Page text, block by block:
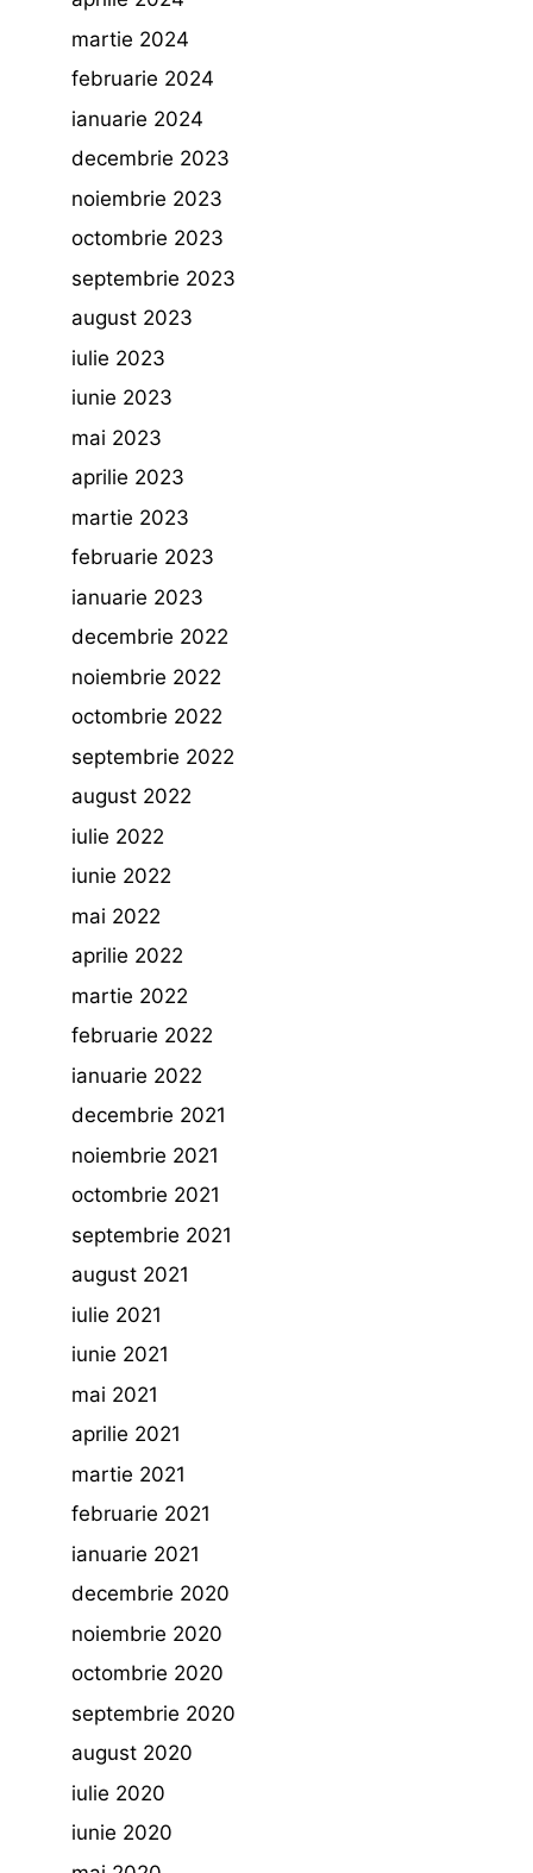
martie 2024
februarie 2024
ianuarie 2024
decembrie 2023
noiembrie 2023
octombrie 2023
septembrie 2023
august 2023
iulie 2023
iunie 2023
mai 2023
aprilie 2023
martie 2023
februarie 2023
ianuarie 2023
decembrie 2022
noiembrie 2022
octombrie 2022
septembrie 2022
august 2022
iulie 2022
iunie 2022
mai 2022
aprilie 2022
martie 2022
februarie 2022
ianuarie 2022
decembrie 2021
noiembrie 2021
octombrie 2021
septembrie 2021
august 2021
iulie 2021
iunie 2021
mai 2021
aprilie 2021
martie 2021
februarie 2021
ianuarie 2021
decembrie 2020
noiembrie 2020
octombrie 2020
septembrie 2020
august 2020
iulie 2020
iunie 2020